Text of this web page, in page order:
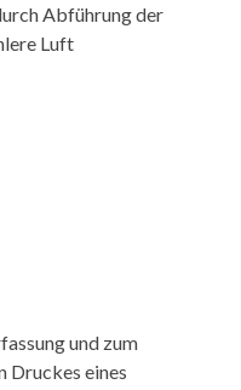
Abführung der
Luft
und zum
Druckes eines